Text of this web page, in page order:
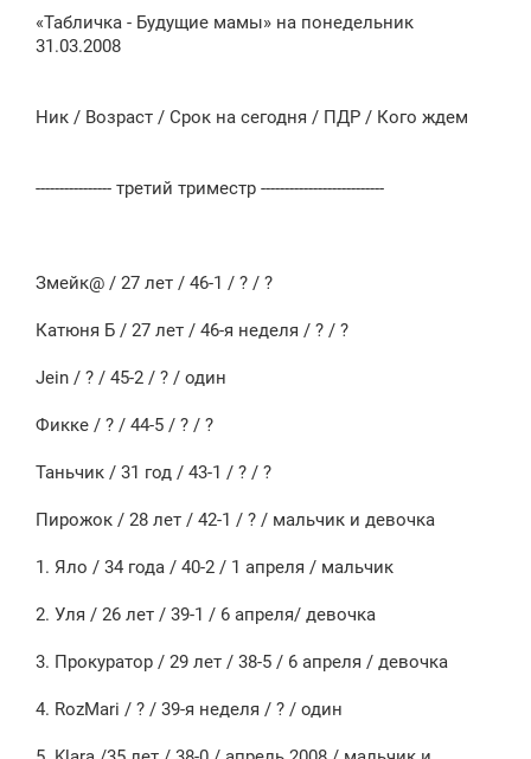
«Табличка - Будущие мамы» на понедельник
31.03.2008
Ник / Возраст / Срок на сегодня / ПДР / Кого ждем
---------------- третий триместр --------------------------
Змейк@ / 27 лет / 46-1 / ? / ?
Катюня Б / 27 лет / 46-я неделя / ? / ?
Jein / ? / 45-2 / ? / один
Фикке / ? / 44-5 / ? / ?
Таньчик / 31 год / 43-1 / ? / ?
Пирожок / 28 лет / 42-1 / ? / мальчик и девочка
1. Яло / 34 года / 40-2 / 1 апреля / мальчик
2. Уля / 26 лет / 39-1 / 6 апреля/ девочка
3. Прокуратор / 29 лет / 38-5 / 6 апреля / девочка
4. RozMari / ? / 39-я неделя / ? / один